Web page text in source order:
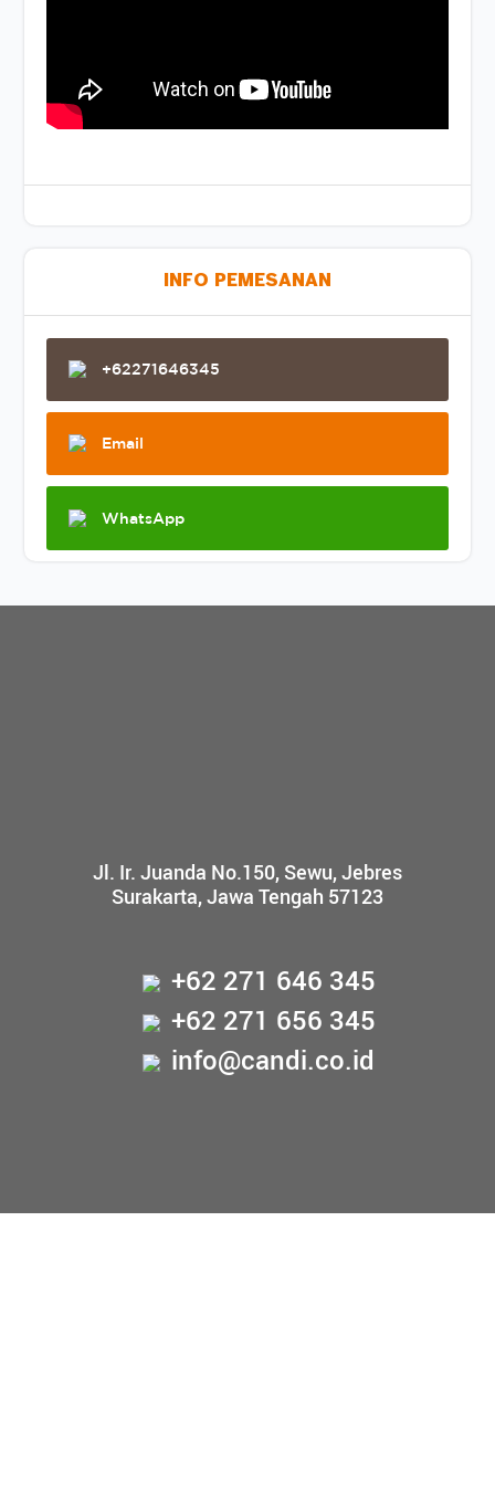
INFO PEMESANAN
+62271646345
Email
WhatsApp
Jl. Ir. Juanda No.150, Sewu, Jebres
Surakarta, Jawa Tengah 57123
+62 271 646 345
+62 271 656 345
info@candi.co.id